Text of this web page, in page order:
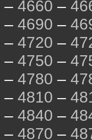
– 4660 –
– 4690 –
– 4720 –
– 4750 –
– 4780 –
– 4810 –
– 4840 –
– 4870 –